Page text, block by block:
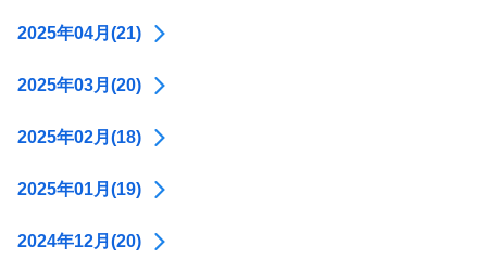
2025年04月(21)
2025年03月(20)
2025年02月(18)
2025年01月(19)
2024年12月(20)